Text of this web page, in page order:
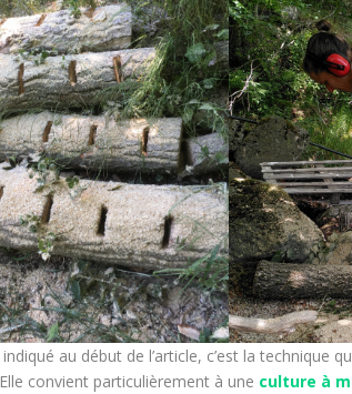
au début de l’article, c’est la technique
convient particulièrement à une culture à